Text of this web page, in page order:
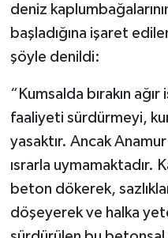
deniz
başladığına işaret
şöyle denildi:
“Kumsalda bırakın
faaliyeti sürdürmeyi,
yasaktır. Ancak
ısrarla uymamaktadır.
beton dökerek,
döşeyerek ve halka